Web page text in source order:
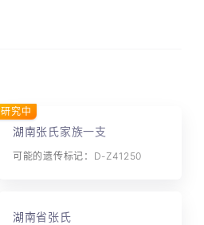
湖南张氏家族一支
可能的遗传标记：D-Z41250
研究中
湖南省张氏